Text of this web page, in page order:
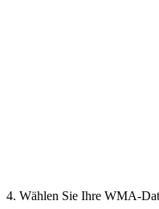
4. Wählen Sie Ihre WMA-